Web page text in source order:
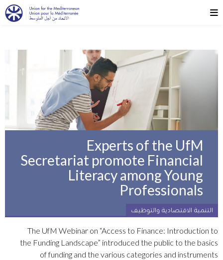
Experts of the UfM
Secretariat promote Financial
Literacy among Young
Professionals
التنمية الاقتصادية والتوظيف
The UfM Webinar on “Access to Finance: Introduction to
the Funding Landscape” introduced the public to the basics
of funding and the various categories and instruments